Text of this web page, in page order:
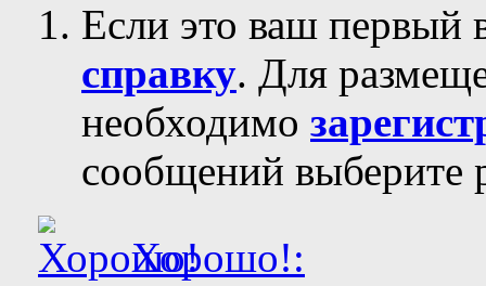
Если это ваш первый
справку. Для
необходимо
сообщений выберите
Хорошо!: